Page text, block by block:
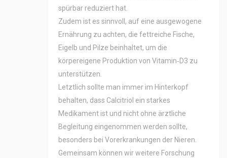
spürbar reduziert hat.
Zudem ist es sinnvoll, auf eine ausgewogene
Ernährung zu achten, die fettreiche Fische,
Eigelb und Pilze beinhaltet, um die
körpereigene Produktion von Vitamin‑D3 zu
unterstützen.
Letztlich sollte man immer im Hinterkopf
behalten, dass Calcitriol ein starkes
Medikament ist und nicht ohne ärztliche
Begleitung eingenommen werden sollte,
besonders bei Vorerkrankungen der Nieren.
Gemeinsam können wir weitere Forschung